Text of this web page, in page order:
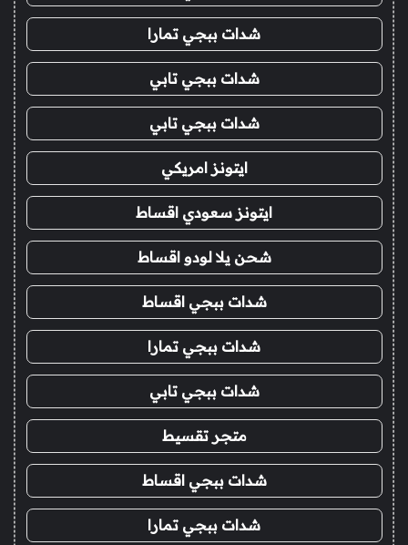
شدات ببجي تمارا
شدات ببجي تابي
شدات ببجي تابي
ايتونز امريكي
ايتونز سعودي اقساط
شحن يلا لودو اقساط
شدات ببجي اقساط
شدات ببجي تمارا
شدات ببجي تابي
متجر تقسيط
شدات ببجي اقساط
شدات ببجي تمارا